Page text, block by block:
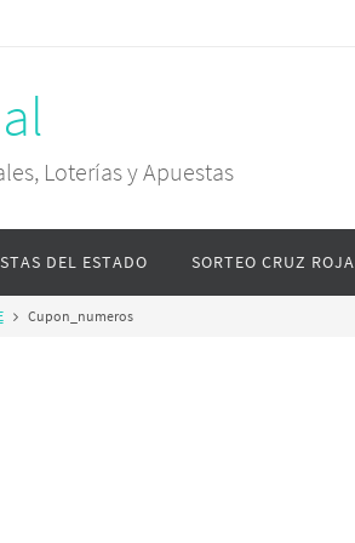
Loterías y Apuestas
DEL ESTADO SORTEO CRUZ ROJA
Cupon_numeros